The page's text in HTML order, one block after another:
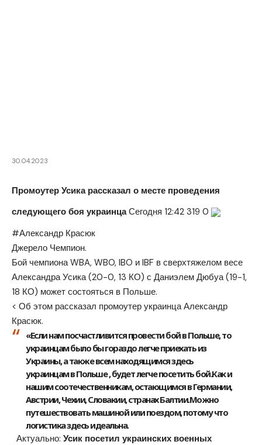
30.04.2023
Промоутер Усика рассказал о месте проведения
следующего боя украинца Сегодня 12:42 319 0
#Александр Красюк
Джерело Чемпион.
Бой чемпиона WBA, WBO, IBO и IBF в сверхтяжелом весе
Александра Усика (20-0, 13 КО) с Даниэлем Дюбуа (19-1,
18 КО) может состояться в Польше.
< Об этом рассказал промоутер украинца Александр
Красюк.
«Если нам посчастливится провести бой в Польше, то
украинцам было бы гораздо легче приехать из
Украины, а также всем находящимся здесь
украинцам в Польше , будет легче посетить бой.Как и
нашим соотечественникам, остающимся в Германии,
Австрии, Чехии, Словакии, странах Балтии.Можно
путешествовать машиной или поездом, потому что
логистика здесь идеальна.
Актуально: Усик посетил украинских военных